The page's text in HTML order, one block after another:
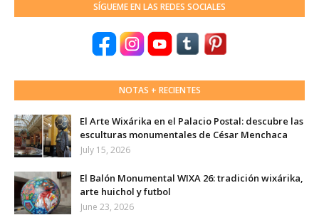
SÍGUEME EN LAS REDES SOCIALES
NOTAS + RECIENTES
El Arte Wixárika en el Palacio Postal: descubre las
esculturas monumentales de César Menchaca
July 15, 2026
El Balón Monumental WIXA 26: tradición wixárika,
arte huichol y futbol
June 23, 2026